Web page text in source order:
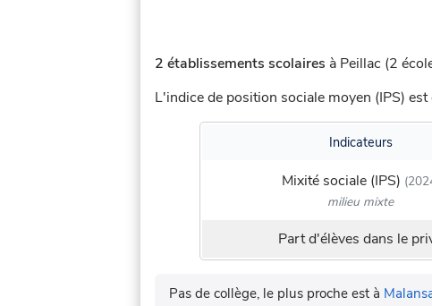
2 établissements scolaires à Peillac (2
L'indice de position sociale moyen (IPS) est
Indicateurs
Mixité sociale (IPS)
milieu mixte
Part d'élèves dans le
Pas de collège, le plus proche est à